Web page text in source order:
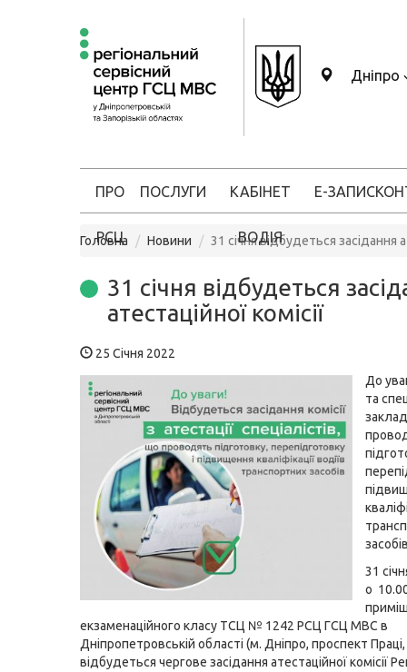
Дніпро
ПРО
РСЦ
ПОСЛУГИ КАБІНЕТ
ВОДІЯ
Е-ЗАПИС
Головна Новини 31 січня відбудеться засідання
31 січня відбудеться
атестаційної комісії
25 Січня 2022
До
та
31
о
екзаменаційного класу ТСЦ № 1242 РСЦ ГСЦ МВС в
Дніпропетровській області (м. Дніпро, проспект
відбудеться чергове засідання атестаційної комісії